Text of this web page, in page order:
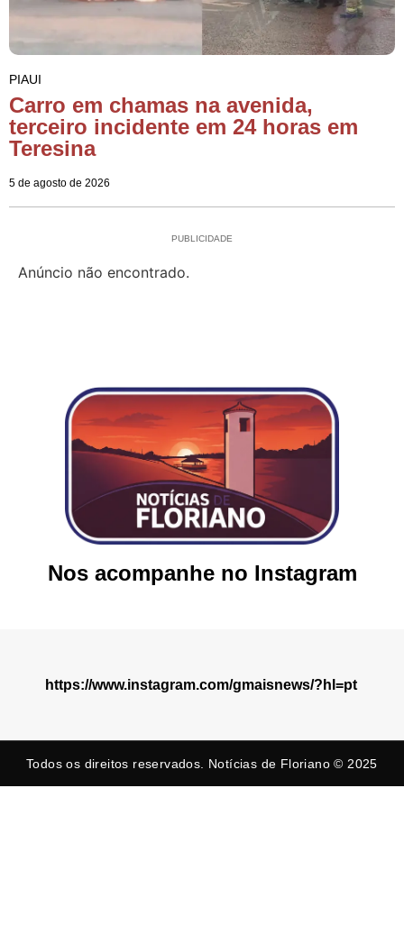
PIAUI
Carro em chamas na avenida,
terceiro incidente em 24 horas em
Teresina
5 de agosto de 2026
PUBLICIDADE
Anúncio não encontrado.
Nos acompanhe no Instagram
https://www.instagram.com/gmaisnews/?hl=pt
Todos os direitos reservados. Notícias de Floriano © 2025